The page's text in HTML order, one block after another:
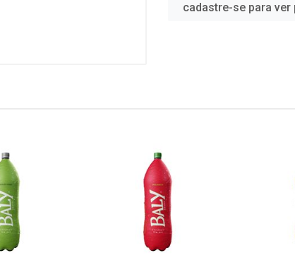
cadastre-se para